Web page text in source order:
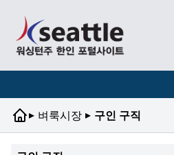
▸ 벼룩시장 ▸ 구인 구직